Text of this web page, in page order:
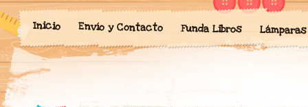
Inicio Envío y Contacto Funda Libros Lámparas